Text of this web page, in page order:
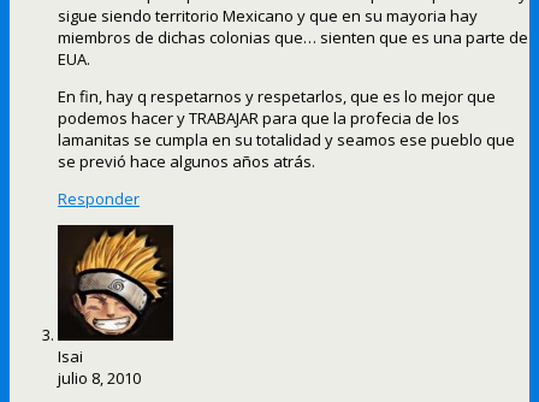
sigue siendo territorio Mexicano y que en su mayoria hay
miembros de dichas colonias que… sienten que es una parte de
EUA.
En fin, hay q respetarnos y respetarlos, que es lo mejor que
podemos hacer y TRABAJAR para que la profecia de los
lamanitas se cumpla en su totalidad y seamos ese pueblo que
se previó hace algunos años atrás.
Responder
Isai
julio 8, 2010